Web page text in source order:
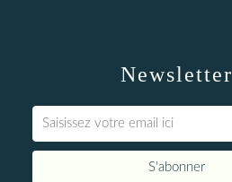
Newsletter